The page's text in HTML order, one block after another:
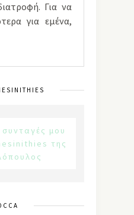
Για να
για εμένα,
συνταγές μου
της